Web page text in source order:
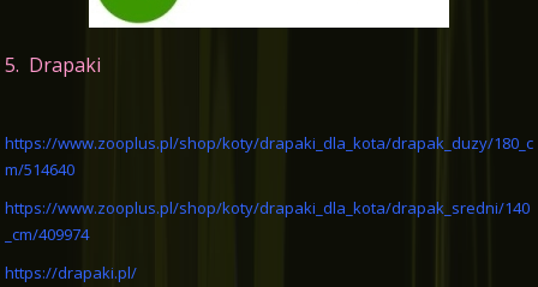
5. Drapaki
https://www.zooplus.pl/shop/koty/drapaki_dla_kota/drapak_duzy/180_c
m/514640
https://www.zooplus.pl/shop/koty/drapaki_dla_kota/drapak_sredni/140
_cm/409974
https://drapaki.pl/